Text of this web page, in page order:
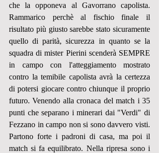
che la opponeva al Gavorrano capolista.
Rammarico perchè al fischio finale il
risultato più giusto sarebbe stato sicuramente
quello di parità, sicurezza in quanto se la
squadra di mister Pierini scenderà SEMPRE
in campo con l'atteggiamento mostrato
contro la temibile capolista avrà la certezza
di potersi giocare contro chiunque il proprio
futuro. Venendo alla cronaca del match i 35
punti che separano i minerari dai "Verdi" di
Fezzano in campo non si sono davvero visti.
Partono forte i padroni di casa, ma poi il
match si fa equilibrato. Nella ripresa sono i